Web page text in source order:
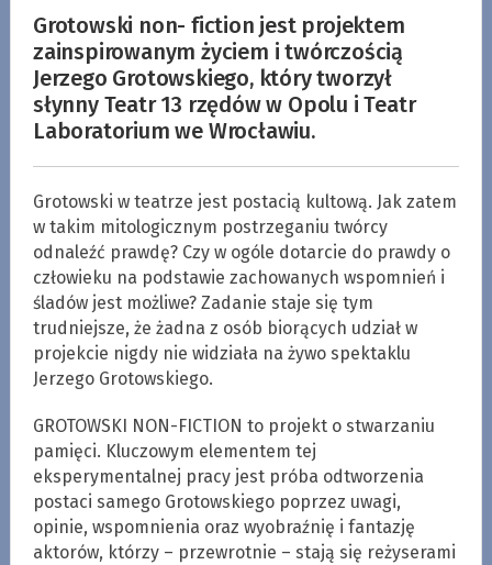
Grotowski non- fiction jest projektem
zainspirowanym życiem i twórczością
Jerzego Grotowskiego, który tworzył
słynny Teatr 13 rzędów w Opolu i Teatr
Laboratorium we Wrocławiu.
Grotowski w teatrze jest postacią kultową. Jak zatem
w takim mitologicznym postrzeganiu twórcy
odnaleźć prawdę? Czy w ogóle dotarcie do prawdy o
człowieku na podstawie zachowanych wspomnień i
śladów jest możliwe? Zadanie staje się tym
trudniejsze, że żadna z osób biorących udział w
projekcie nigdy nie widziała na żywo spektaklu
Jerzego Grotowskiego.
GROTOWSKI NON-FICTION to projekt o stwarzaniu
pamięci. Kluczowym elementem tej
eksperymentalnej pracy jest próba odtworzenia
postaci samego Grotowskiego poprzez uwagi,
opinie, wspomnienia oraz wyobraźnię i fantazję
aktorów, którzy – przewrotnie – stają się reżyserami